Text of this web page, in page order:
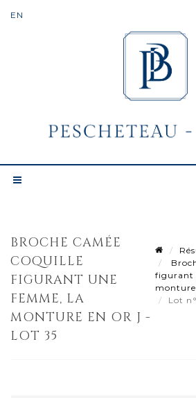
BROCHE CAMÉE
COQUILLE
FIGURANT UNE
FEMME, LA
MONTURE EN OR J -
LOT 35
figurant
Lot